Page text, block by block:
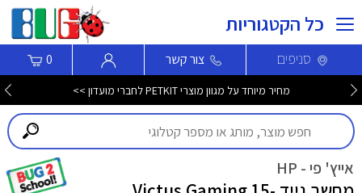
כל הקטגוריות
סניפים צור קשר 0
מחיר מיוחד על מגוון מוצרי PETKIT לחברי מועדון >>
אייץ' פי - HP